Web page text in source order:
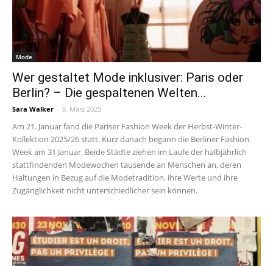
Mode
Wer gestaltet Mode inklusiver: Paris oder
Berlin? – Die gespaltenen Welten...
Sara Walker - 8. März 2025
Am 21. Januar fand die Pariser Fashion Week der Herbst-Winter-
Kollektion 2025/26 statt. Kurz danach begann die Berliner Fashion
Week am 31 Januar. Beide Städte ziehen im Laufe der halbjährlich
stattfindenden Modewochen tausende an Menschen an, deren
Haltungen in Bezug auf die Modetradition, ihre Werte und ihre
Zugänglichkeit nicht unterschiedlicher sein können.